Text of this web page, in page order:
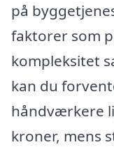
på
faktorer som
kompleksitet
kan du
håndværkere
kroner, mens